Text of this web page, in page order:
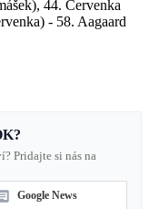
44. Červenka
- 58. Aagaard
Pridajte si nás na
Google News